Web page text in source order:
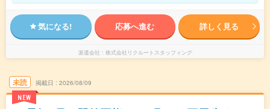
気になる! 応募へ進む 詳しく見る
派遣会社 株式会社リクルートスタッフィング
未読
NEW
掲載日 2026/08/09